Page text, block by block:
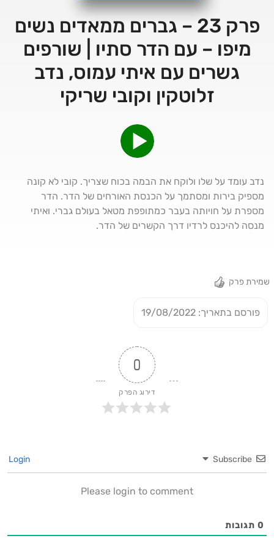
פרק 23 – גברים ממאדים נשים
מיפו – עם הדר סתיו | שורפים
גשרים עם איתי עמוס, נדב
זלוטקין וקובי שריקי
נדב עומד על שלו ולוקח את הבמה בכוח שצריך. קובי לא קונה
מספיק בירות ומסתמך על הכנסת האורחים של הדר. הדר
מספרת על חויותה בעבר כמתופפת מטאל בעולם גברי. ואיתי
מנסה להיכנס לרדיו דרך הקשרים של הדר.
שמירת פרק
פורסם בתאריך: 19/08/2022
0
דירוג הפרק
Subscribe
Please login to comment
0 תגובות